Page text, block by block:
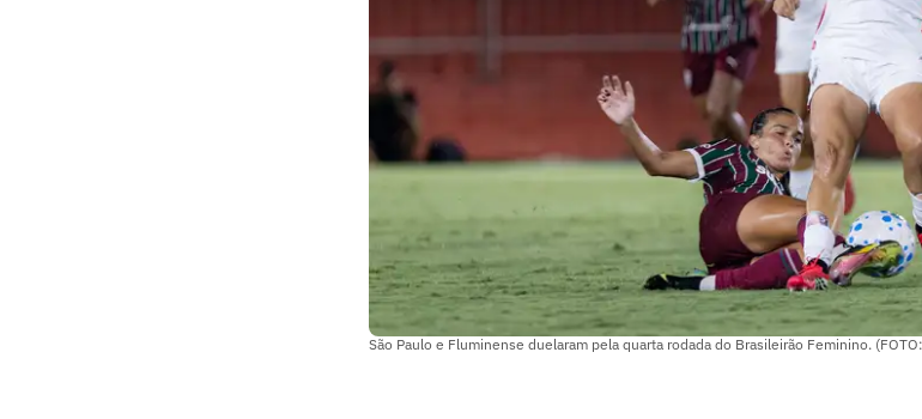
São Paulo e Fluminense duelaram pela quarta rodada do Brasileirão Feminino.